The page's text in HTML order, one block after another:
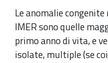
Le anomalie
IMER sono quelle
primo anno di vita, e
isolate, multiple (se